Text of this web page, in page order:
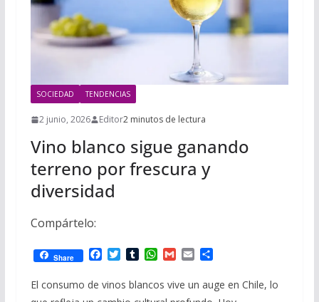
SOCIEDAD TENDENCIAS
2 junio, 2026 Editor2 minutos de lectura
Vino blanco sigue ganando
terreno por frescura y
diversidad
Compártelo:
Share
F
c
e
T
i
t
T
m
b
W
a
t
G
a
i
E
a
i
C
m
p
El consumo de vinos blancos vive un auge en Chile, lo